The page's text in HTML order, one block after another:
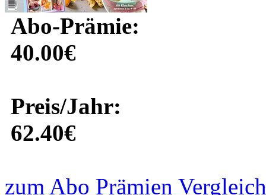
Abo-Prämie:
40.00€
Preis/Jahr:
62.40€
zum Abo Prämien